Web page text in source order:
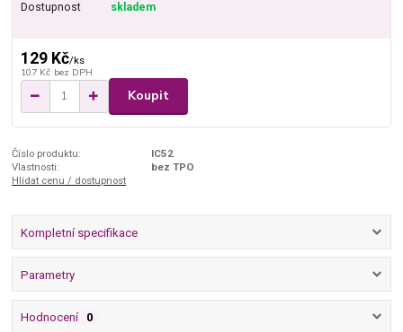
Dostupnost skladem
129 Kč/ks
107 Kč bez DPH
Koupit
Číslo produktu:
IC52
Vlastnosti:
bez TPO
Hlídat cenu / dostupnost
Kompletní specifikace
Parametry
Hodnocení 0